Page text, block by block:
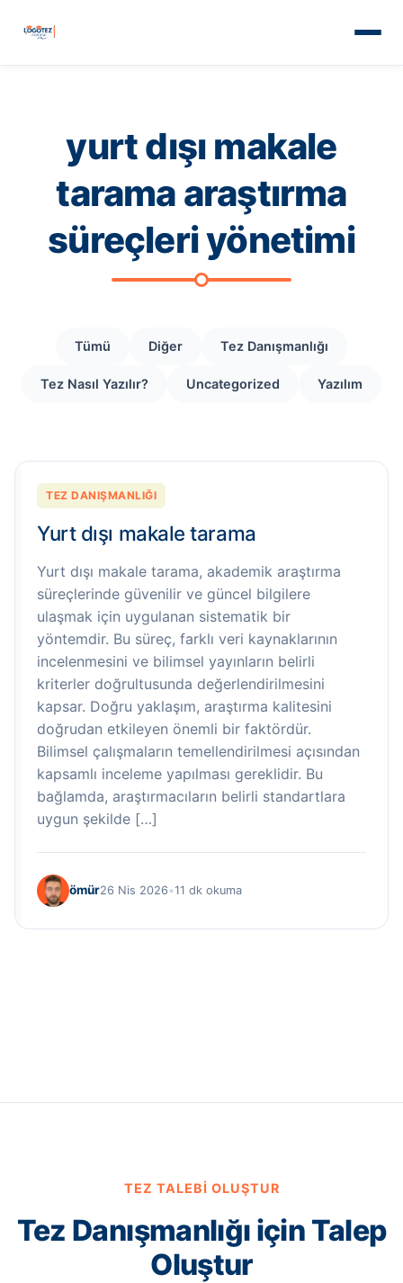
yurt dışı makale
tarama araştırma
süreçleri yönetimi
Tümü Diğer Tez Danışmanlığı
Tez Nasıl Yazılır? Uncategorized Yazılım
TEZ DANIŞMANLIĞI
Yurt dışı makale tarama
Yurt dışı makale tarama, akademik araştırma
süreçlerinde güvenilir ve güncel bilgilere
ulaşmak için uygulanan sistematik bir
yöntemdir. Bu süreç, farklı veri kaynaklarının
incelenmesini ve bilimsel yayınların belirli
kriterler doğrultusunda değerlendirilmesini
kapsar. Doğru yaklaşım, araştırma kalitesini
doğrudan etkileyen önemli bir faktördür.
Bilimsel çalışmaların temellendirilmesi açısından
kapsamlı inceleme yapılması gereklidir. Bu
bağlamda, araştırmacıların belirli standartlara
uygun şekilde […]
ömür26 Nis 2026 •11 dk okuma
TEZ TALEBI OLUŞTUR
Tez Danışmanlığı için Talep
Oluştur